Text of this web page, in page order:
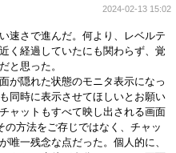
2024-02-13 15:02
速さで進んだ。何より、レベルテ
く経過していたにも関わらず、覚
と思った。
が隠れた状態のモニタ表示になっ
同時に表示させてほしいとお願い
ャットもすべて映し出される画面
方法をご存じではなく、チャッ
唯一残念な点だった。個人的に、